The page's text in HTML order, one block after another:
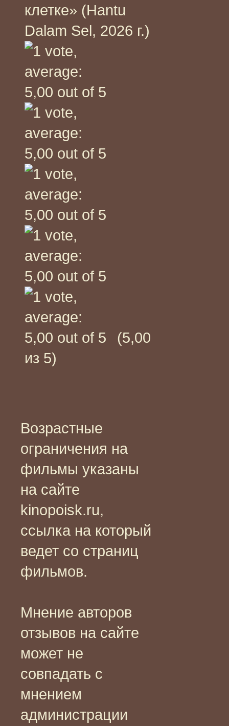
клетке» (Hantu
Dalam Sel, 2026 г.)
(5,00
из 5)
Возрастные
ограничения на
фильмы указаны
на сайте
kinopoisk.ru,
ссылка на который
ведет со страниц
фильмов.
Мнение авторов
отзывов на сайте
может не
совпадать с
мнением
администрации